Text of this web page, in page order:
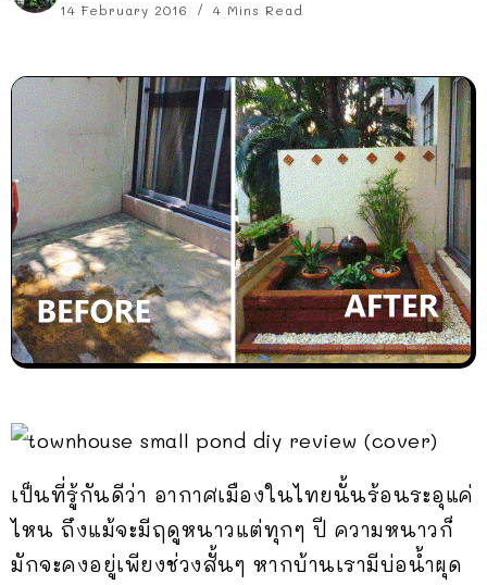
14 February 2016 4 Mins Read
เป็นที่รู้กันดีว่า อากาศเมืองในไทยนั้นร้อนระอุแค่
ไหน ถึงแม้จะมีฤดูหนาวแต่ทุกๆ ปี ความหนาวก็
มักจะคงอยู่เพียงช่วงสั้นๆ หากบ้านเรามีบ่อน้ำผุด